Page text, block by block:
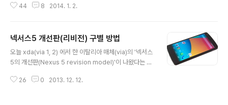
시장에 진입할 당시만 해도 삼성 마케팅팀은 '안드로이드O
적 위험성을 논하면 같은 유닉스 계열의 리눅스가 오픈소
스라서 보안에 그리도 취약하냐? 라고 개발이 직업인 일부
개발자들이 들고 일어서기도 했습니다. 요즘은 아무도 이
많은 앱등이들이 주장하던 안드로이드OS의 보안 취약성
44 8 2014. 1. 2.
넥서스5 개선판(리비전) 구별 방법
오늘 xda(via 1, 2) 에서 한 이탈리아 매체(via)의 '넥서스
5의 개선판(Nexus 5 revision model)'이 나왔다는 주
달 남짓 된 넥서스5이기에 넥서스5를 구매한 기존 소비자
26 0 2013. 12. 12.